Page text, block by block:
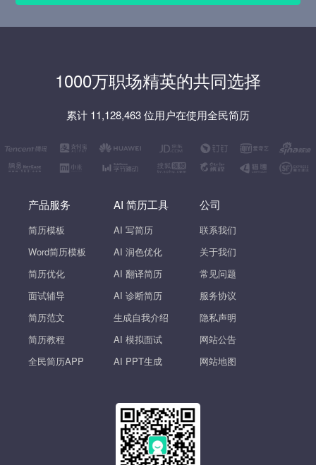
1000万职场精英的共同选择
累计 11,128,463 位用户在使用全民简历
产品服务
简历模板
Word简历模板
简历优化
面试辅导
简历范文
简历教程
全民简历APP
AI 简历工具
AI 写简历
AI 润色优化
AI 翻译简历
AI 诊断简历
生成自我介绍
AI 模拟面试
AI PPT生成
公司
联系我们
关于我们
常见问题
服务协议
隐私声明
网站公告
网站地图